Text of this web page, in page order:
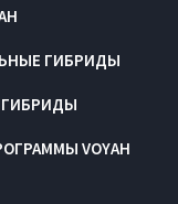
ГИБРИДЫ
VOYAH